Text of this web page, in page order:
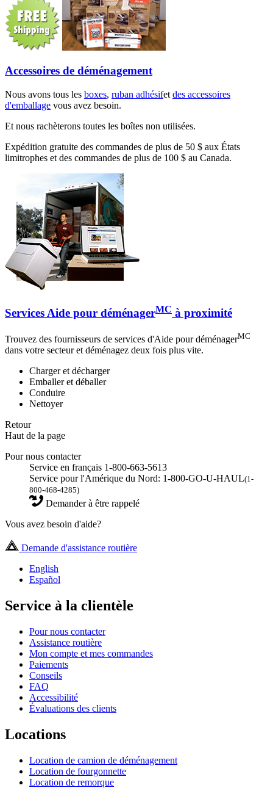
Accessoires de déménagement
Nous avons tous les boxes, ruban adhésifet des accessoires
d'emballage vous avez besoin.
Et nous rachèterons toutes les boîtes non utilisées.
Expédition gratuite des commandes de plus de 50 $ aux États
limitrophes et des commandes de plus de 100 $ au Canada.
Services Aide pour déménagerMC à proximité
Trouvez des fournisseurs de services d'Aide pour déménagerMC
dans votre secteur et déménagez deux fois plus vite.
Charger et décharger
Emballer et déballer
Conduire
Nettoyer
Retour
Haut de la page
Pour nous contacter
Service en français 1-800-663-5613
Service pour l'Amérique du Nord: 1-800-GO-U-HAUL(1-
800-468-4285)
Demander à être rappelé
Vous avez besoin d'aide?
Demande d'assistance routière
English
Español
Service à la clientèle
Pour nous contacter
Assistance routière
Mon compte et mes commandes
Paiements
Conseils
FAQ
Accessibilité
Évaluations des clients
Locations
Location de camion de déménagement
Location de fourgonnette
Location de remorque